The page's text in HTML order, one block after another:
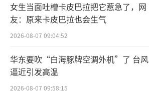
女生当面吐槽卡皮巴拉把它惹急了，网
友：原来卡皮巴拉也会生气
2026-08-07 09:04:52
华东要吹“白海豚牌空调外机”了 台风
逼近引发高温
2026-08-07 09:58:15